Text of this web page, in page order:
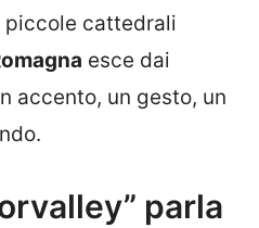
piccole cattedrali
esce dai
accento, un gesto, un
parla